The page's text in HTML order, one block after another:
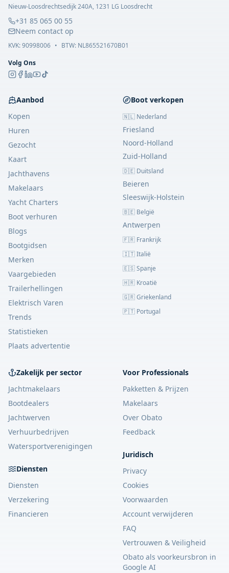
Nieuw-Loosdrechtsedijk 240A, 1231 LG Loosdrecht
+31 85 065 00 55
Neem contact op
KVK:90998006 • BTW: NL865521670B01
Volg Ons
Aanbod
Kopen
Huren
Gezocht
Kaart
Jachthavens
Makelaars
Yacht Charters
Boot verhuren
Blogs
Bootgidsen
Merken
Vaargebieden
Trailerhellingen
Elektrisch Varen
Trends
Statistieken
Plaats advertentie
Boot verkopen
🇳🇱 Nederland
Friesland
Noord-Holland
Zuid-Holland
🇩🇪 Duitsland
Beieren
Sleeswijk-Holstein
🇧🇪 België
Antwerpen
🇫🇷 Frankrijk
🇮🇹 Italië
🇪🇸 Spanje
🇭🇷 Kroatië
🇬🇷 Griekenland
🇵🇹 Portugal
Zakelijk per sector
Jachtmakelaars
Bootdealers
Jachtwerven
Verhuurbedrijven
Watersportverenigingen
Diensten
Diensten
Verzekering
Financieren
Voor Professionals
Pakketten & Prijzen
Makelaars
Over Obato
Feedback
Juridisch
Privacy
Cookies
Voorwaarden
Account verwijderen
FAQ
Vertrouwen & Veiligheid
Obato als voorkeursbron in
Google AI